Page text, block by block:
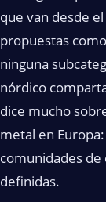
que van desde
propuestas
ninguna
nórdico
dice mucho
metal en
comunidades
definidas.